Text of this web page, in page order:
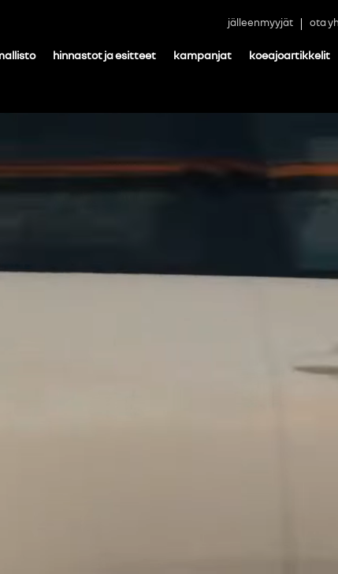
jälleenmyyjät ota
hinnastot ja esitteet kampanjat koeajoartikkelit